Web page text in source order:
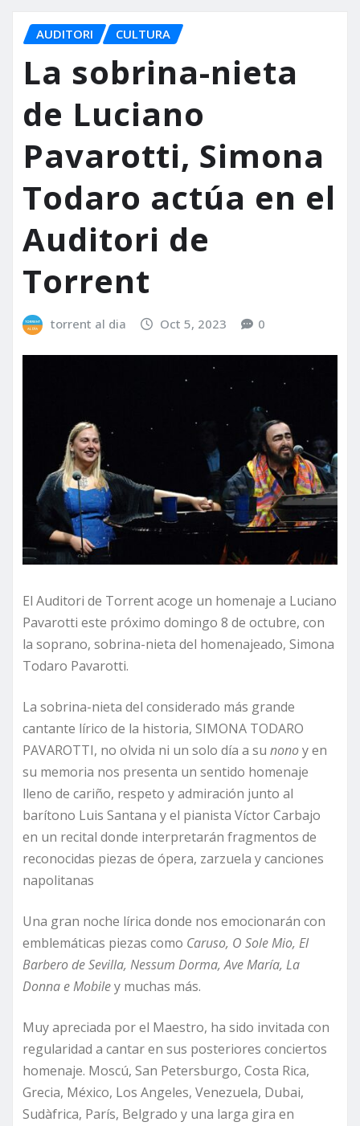
AUDITORI CULTURA
La sobrina-nieta
de Luciano
Pavarotti, Simona
Todaro actúa en el
Auditori de
Torrent
torrent al dia Oct 5, 2023 0
El Auditori de Torrent acoge un homenaje a Luciano
Pavarotti este próximo domingo 8 de octubre, con
la soprano, sobrina-nieta del homenajeado, Simona
Todaro Pavarotti.
La sobrina-nieta del considerado más grande
cantante lírico de la historia, SIMONA TODARO
PAVAROTTI, no olvida ni un solo día a su nonoy en
su memoria nos presenta un sentido homenaje
lleno de cariño, respeto y admiración junto al
barítono Luis Santana y el pianista Víctor Carbajo
en un recital donde interpretarán fragmentos de
reconocidas piezas de ópera, zarzuela y canciones
napolitanas
Una gran noche lírica donde nos emocionarán con
emblemáticas piezas como Caruso, O Sole Mio, El
Barbero de Sevilla, Nessum Dorma, Ave María, La
Donna e Mobiley muchas más.
Muy apreciada por el Maestro, ha sido invitada con
regularidad a cantar en sus posteriores conciertos
homenaje. Moscú, San Petersburgo, Costa Rica,
Grecia, México, Los Angeles, Venezuela, Dubai,
Sudàfrica, París, Belgrado y una larga gira en